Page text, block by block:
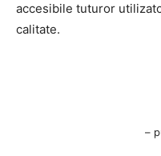
accesibile tuturor
calitate.
–